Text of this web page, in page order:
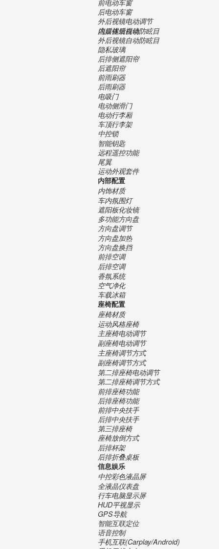
前电动车窗
后电动车窗
外后视镜电动调节
内后视镜自动防眩目
流媒体后视镜
外后视镜自动防眩目
隐私玻璃
后排侧遮阳帘
后遮阳帘
前雨刷器
后雨刷器
电吸门
电动侧滑门
电动行李厢
车顶行李架
中控锁
智能钥匙
远程遥控功能
尾翼
运动外观套件
内部配置
内饰材质
车内氛围灯
遮阳板化妆镜
多功能方向盘
方向盘调节
方向盘加热
方向盘换挡
前排空调
后排空调
香氛系统
空气净化
车载冰箱
座椅配置
座椅材质
运动风格座椅
主座椅电动调节
副座椅电动调节
主座椅调节方式
副座椅调节方式
第二排座椅电动调节
第二排座椅调节方式
前排座椅功能
后排座椅功能
前排中央扶手
后排中央扶手
第三排座椅
座椅放倒方式
后排杯架
后排折叠桌板
信息娱乐
中控彩色液晶屏
全液晶仪表盘
行车电脑显示屏
HUD平视显示
GPS导航
智能互联定位
语音控制
手机互联(Carplay/Android)